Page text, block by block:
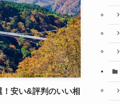
安い&評判のいい相